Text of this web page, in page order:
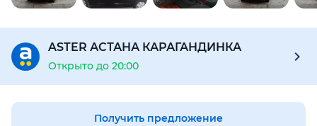
ASTER АСТАНА КАРАГАНДИНКА
Открыто до 20:00
Получить предложение